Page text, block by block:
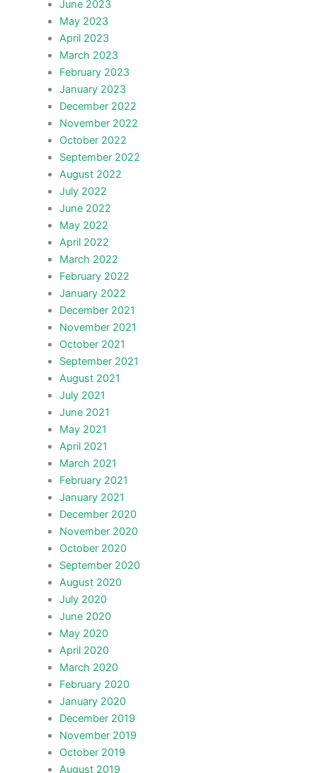
June 2023
May 2023
April 2023
March 2023
February 2023
January 2023
December 2022
November 2022
October 2022
September 2022
August 2022
July 2022
June 2022
May 2022
April 2022
March 2022
February 2022
January 2022
December 2021
November 2021
October 2021
September 2021
August 2021
July 2021
June 2021
May 2021
April 2021
March 2021
February 2021
January 2021
December 2020
November 2020
October 2020
September 2020
August 2020
July 2020
June 2020
May 2020
April 2020
March 2020
February 2020
January 2020
December 2019
November 2019
October 2019
August 2019